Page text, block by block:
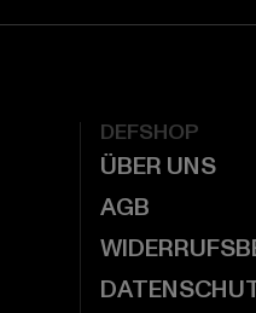
DEFSHOP
ÜBER UNS
AGB